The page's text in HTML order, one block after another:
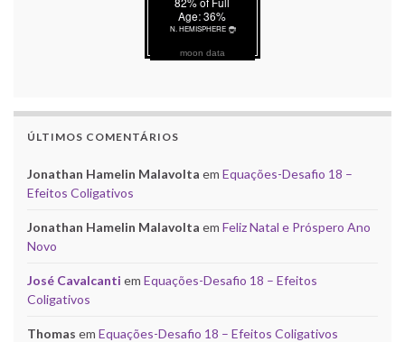
moon data
ÚLTIMOS COMENTÁRIOS
Jonathan Hamelin Malavolta em Equações-Desafio 18 –
Efeitos Coligativos
Jonathan Hamelin Malavolta em Feliz Natal e Próspero Ano
Novo
José Cavalcanti em Equações-Desafio 18 – Efeitos
Coligativos
Thomas em Equações-Desafio 18 – Efeitos Coligativos